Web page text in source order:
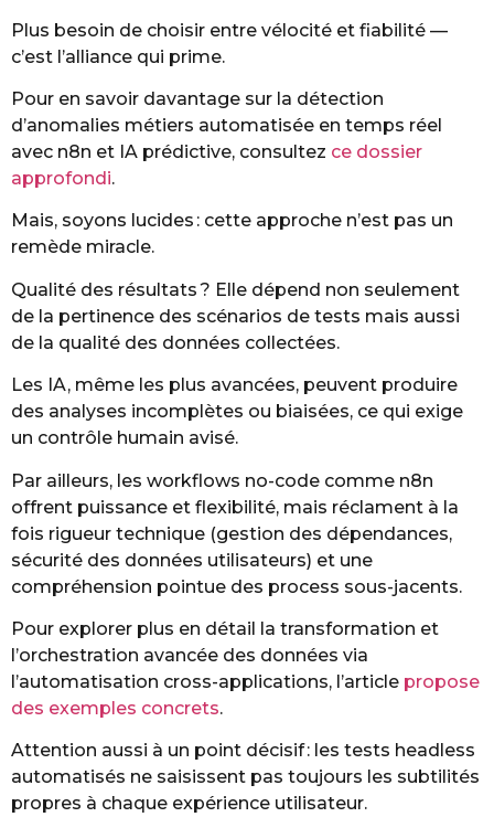
Plus besoin de choisir entre vélocité et fiabilité —
c’est l’alliance qui prime.
Pour en savoir davantage sur la détection
d’anomalies métiers automatisée en temps réel
avec n8n et IA prédictive, consultez ce dossier
approfondi.
Mais, soyons lucides : cette approche n’est pas un
remède miracle.
Qualité des résultats ? Elle dépend non seulement
de la pertinence des scénarios de tests mais aussi
de la qualité des données collectées.
Les IA, même les plus avancées, peuvent produire
des analyses incomplètes ou biaisées, ce qui exige
un contrôle humain avisé.
Par ailleurs, les workflows no-code comme n8n
offrent puissance et flexibilité, mais réclament à la
fois rigueur technique (gestion des dépendances,
sécurité des données utilisateurs) et une
compréhension pointue des process sous-jacents.
Pour explorer plus en détail la transformation et
l’orchestration avancée des données via
l’automatisation cross-applications, l’article propose
des exemples concrets.
Attention aussi à un point décisif : les tests headless
automatisés ne saisissent pas toujours les subtilités
propres à chaque expérience utilisateur.